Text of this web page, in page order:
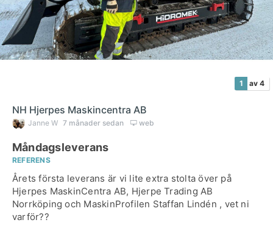
1 av 4
NH Hjerpes Maskincentra AB
Janne W 7 månader sedan web
Måndagsleverans
REFERENS
Årets första leverans är vi lite extra stolta över på
Hjerpes MaskinCentra AB, Hjerpe Trading AB
Norrköping och MaskinProfilen Staffan Lindén , vet ni
varför??